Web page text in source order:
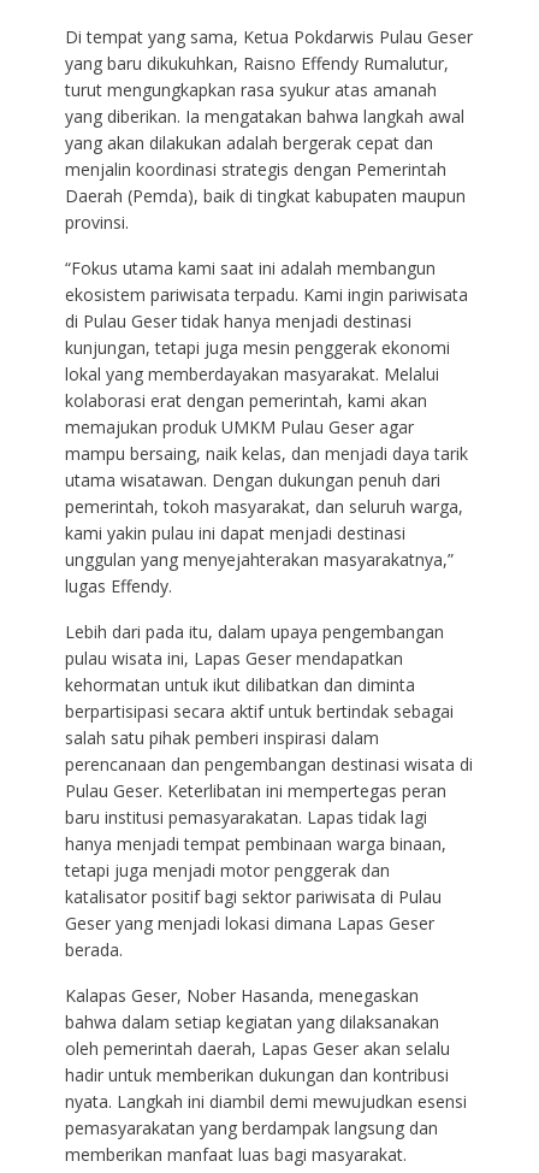
Di tempat yang sama, Ketua Pokdarwis Pulau Geser
yang baru dikukuhkan, Raisno Effendy Rumalutur,
turut mengungkapkan rasa syukur atas amanah
yang diberikan. Ia mengatakan bahwa langkah awal
yang akan dilakukan adalah bergerak cepat dan
menjalin koordinasi strategis dengan Pemerintah
Daerah (Pemda), baik di tingkat kabupaten maupun
provinsi.
“Fokus utama kami saat ini adalah membangun
ekosistem pariwisata terpadu. Kami ingin pariwisata
di Pulau Geser tidak hanya menjadi destinasi
kunjungan, tetapi juga mesin penggerak ekonomi
lokal yang memberdayakan masyarakat. Melalui
kolaborasi erat dengan pemerintah, kami akan
memajukan produk UMKM Pulau Geser agar
mampu bersaing, naik kelas, dan menjadi daya tarik
utama wisatawan. Dengan dukungan penuh dari
pemerintah, tokoh masyarakat, dan seluruh warga,
kami yakin pulau ini dapat menjadi destinasi
unggulan yang menyejahterakan masyarakatnya,”
lugas Effendy.
Lebih dari pada itu, dalam upaya pengembangan
pulau wisata ini, Lapas Geser mendapatkan
kehormatan untuk ikut dilibatkan dan diminta
berpartisipasi secara aktif untuk bertindak sebagai
salah satu pihak pemberi inspirasi dalam
perencanaan dan pengembangan destinasi wisata di
Pulau Geser. Keterlibatan ini mempertegas peran
baru institusi pemasyarakatan. Lapas tidak lagi
hanya menjadi tempat pembinaan warga binaan,
tetapi juga menjadi motor penggerak dan
katalisator positif bagi sektor pariwisata di Pulau
Geser yang menjadi lokasi dimana Lapas Geser
berada.
Kalapas Geser, Nober Hasanda, menegaskan
bahwa dalam setiap kegiatan yang dilaksanakan
oleh pemerintah daerah, Lapas Geser akan selalu
hadir untuk memberikan dukungan dan kontribusi
nyata. Langkah ini diambil demi mewujudkan esensi
pemasyarakatan yang berdampak langsung dan
memberikan manfaat luas bagi masyarakat.